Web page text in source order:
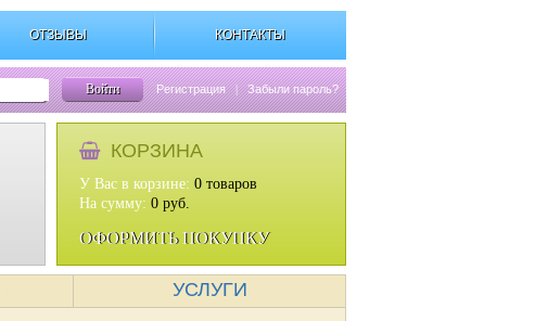
ОТЗЫВЫ КОНТАКТЫ
Войти Регистрация | Забыли пароль?
КОРЗИНА
У Вас в корзине: 0 товаров
На сумму: 0 руб.
ОФОРМИТЬ ПОКУПКУ
УСЛУГИ